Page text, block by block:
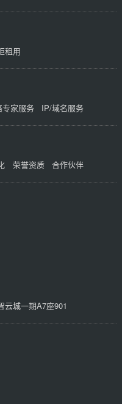
租用
专家服务 IP/域名服务
荣誉资质 合作伙伴
城一期A7座901